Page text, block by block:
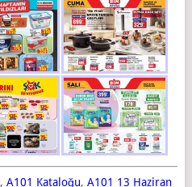
, A101 Kataloğu, A101 13 Haziran